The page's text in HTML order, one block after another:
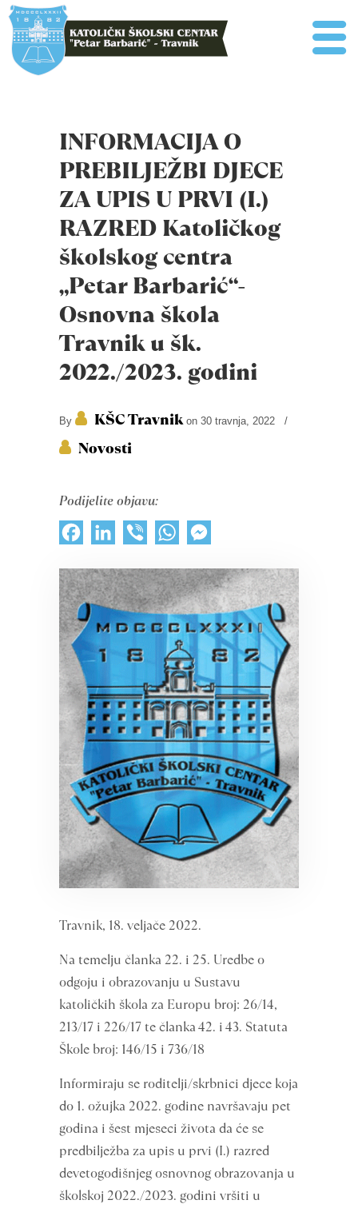
INFORMACIJA O
PREBILJEŽBI DJECE
ZA UPIS U PRVI (I.)
RAZRED Katoličkog
školskog centra
„Petar Barbarić“-
Osnovna škola
Travnik u šk.
2022./2023. godini
By KŠC Travnikon 30 travnja, 2022 /
Novosti
Podijelite objavu:
FacebookLinkedInViber WhatsApp
Travnik, 18. veljače 2022.
Na temelju članka 22. i 25. Uredbe o
odgoju i obrazovanju u Sustavu
katoličkih škola za Europu broj: 26/14,
213/17 i 226/17 te članka 42. i 43. Statuta
Škole broj: 146/15 i 736/18
Informiraju se roditelji/skrbnici djece koja
do 1. ožujka 2022. godine navršavaju pet
godina i šest mjeseci života da će se
predbilježba za upis u prvi (I.) razred
devetogodišnjeg osnovnog obrazovanja u
školskoj 2022./2023. godini vršiti u